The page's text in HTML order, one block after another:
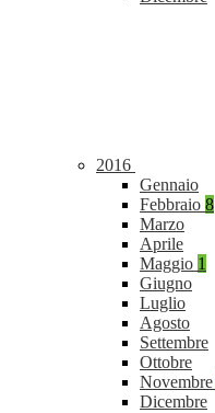
2016
Gennaio
Febbraio 8
Marzo
Aprile
Maggio 1
Giugno
Luglio
Agosto
Settembre
Ottobre
Novembre
Dicembre